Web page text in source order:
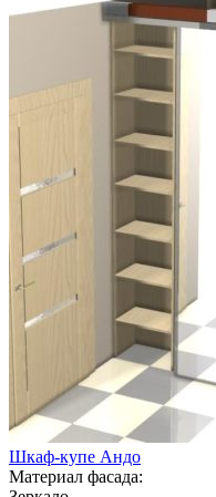
Шкаф-купе Андо
Материал фасада: